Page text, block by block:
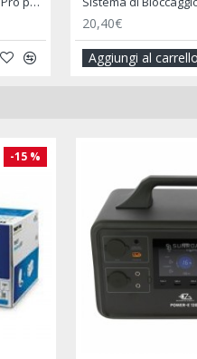
147,90€
Aggiungi al carrello